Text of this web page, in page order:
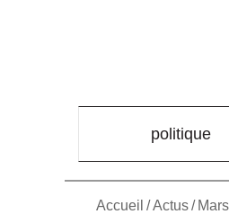
élément de
politique
Accueil /Actus/